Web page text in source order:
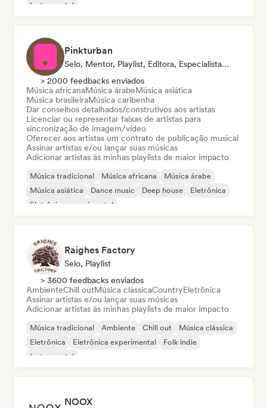
Instrumental
Pinkturban
Selo, Mentor, Playlist, Editora, Especialista Em Sincronização
> 2000 feedbacks enviados
Música africanaMúsica árabeMúsica asiática
Música brasileiraMúsica caribenha
Dar conselhos detalhados/construtivos aos artistas
Licenciar ou representar faixas de artistas para
sincronização de imagem/vídeo
Oferecer aos artistas um contrato de publicação musical
Assinar artistas e/ou lançar suas músicas
Adicionar artistas às minhas playlists de maior impacto
Música tradicional Música africana
Música árabe
Música asiática
Dance music Deep house
Eletrônica
Eletrônica experimental
Raighes Factory
Selo, Playlist
> 3600 feedbacks enviados
AmbienteChill outMúsica clássicaCountryEletrônica
Assinar artistas e/ou lançar suas músicas
Adicionar artistas às minhas playlists de maior impacto
Música tradicional Ambiente Chill out
Música clássica
Eletrônica
Eletrônica experimental
Folk indie
Instrumental
NOOX